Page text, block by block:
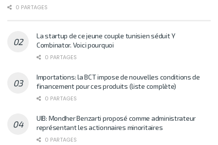
0 PARTAGES
La startup de ce jeune couple tunisien séduit Y
Combinator. Voici pourquoi
0 PARTAGES
Importations: la BCT impose de nouvelles conditions de
financement pour ces produits (liste complète)
0 PARTAGES
UIB: Mondher Benzarti proposé comme administrateur
représentant les actionnaires minoritaires
0 PARTAGES